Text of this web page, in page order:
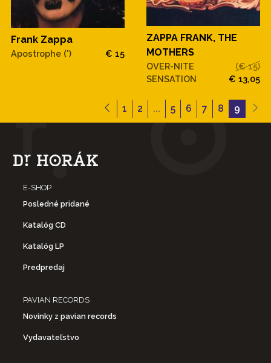
Frank Zappa
Apostrophe (') € 15
ZAPPA FRANK, THE
MOTHERS
OVER-NITE
SENSATION
(€ 15)
€ 13,05
1 2 ... 5 6 7 8 9
E-SHOP
Posledné pridané
Katalóg CD
Katalóg LP
Predpredaj
PAVIAN RECORDS
Novinky z pavian records
Vydavateľstvo